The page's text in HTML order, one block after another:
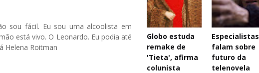
sou fácil. Eu sou uma alcoolista em
está vivo. O Leonardo. Eu podia até
Helena Roitman
Globo estuda
remake de
'Tieta', afirma
colunista
Especialistas
falam sobre
futuro da
telenovela